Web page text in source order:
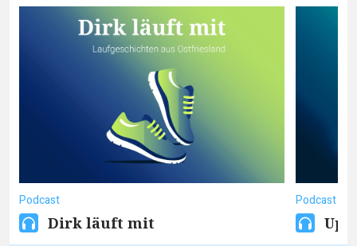
Podcast
Dirk läuft mit
Podcast